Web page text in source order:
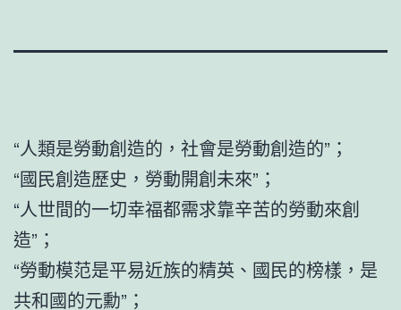
“人類是勞動創造的，社會是勞動創造的”；
“國民創造歷史，勞動開創未來”；
“人世間的一切幸福都需求靠辛苦的勞動來創
造”；
“勞動模范是平易近族的精英、國民的榜樣，是
共和國的元勳”；